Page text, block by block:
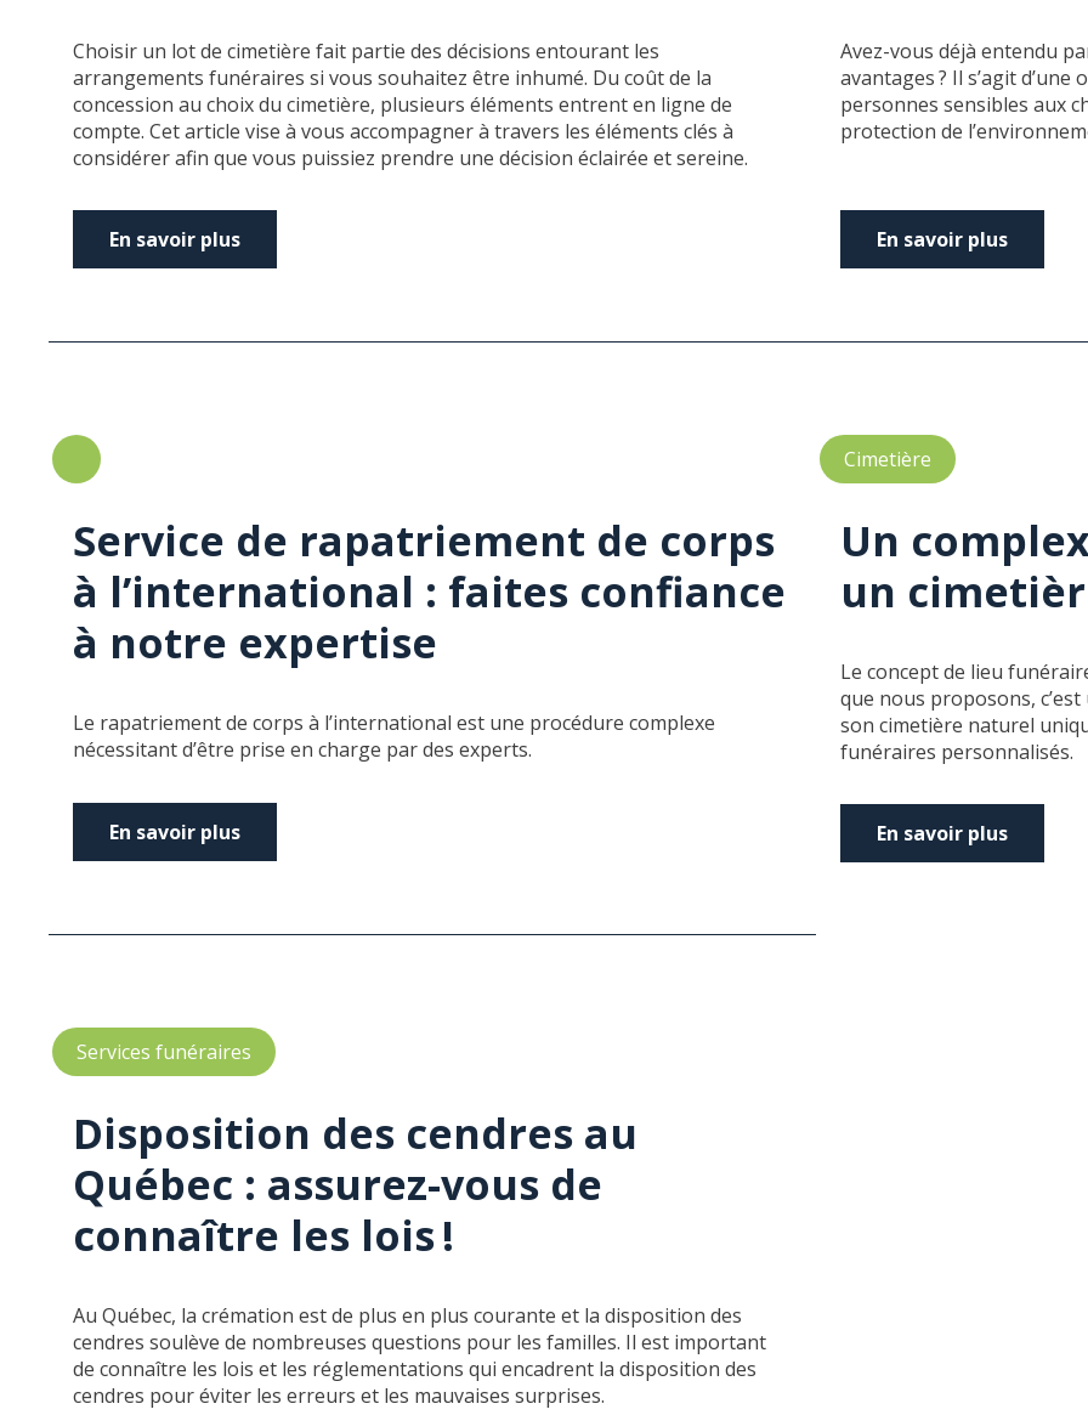
Choisir un lot de cimetière fait partie des décisions entourant les
arrangements funéraires si vous souhaitez être inhumé. Du coût de la
concession au choix du cimetière, plusieurs éléments entrent en ligne de
compte. Cet article vise à vous accompagner à travers les éléments clés à
considérer afin que vous puissiez prendre une décision éclairée et sereine.
En savoir plus
Avez-vous déjà entendu
avantages ? Il s’agit
personnes sensibles aux
protection de
En savoir plus
Service de rapatriement de corps
à l’international : faites confiance
à notre expertise
Le rapatriement de corps à l’international est une procédure complexe
nécessitant d’être prise en charge par des experts.
En savoir plus
Cimetière
Un
un
Le concept de lieu
que nous proposons,
son cimetière naturel
funéraires personnalisés.
En savoir plus
Services funéraires
Disposition des cendres au
Québec : assurez-vous de
connaître les lois !
Au Québec, la crémation est de plus en plus courante et la disposition des
cendres soulève de nombreuses questions pour les familles. Il est important
de connaître les lois et les réglementations qui encadrent la disposition des
cendres pour éviter les erreurs et les mauvaises surprises.